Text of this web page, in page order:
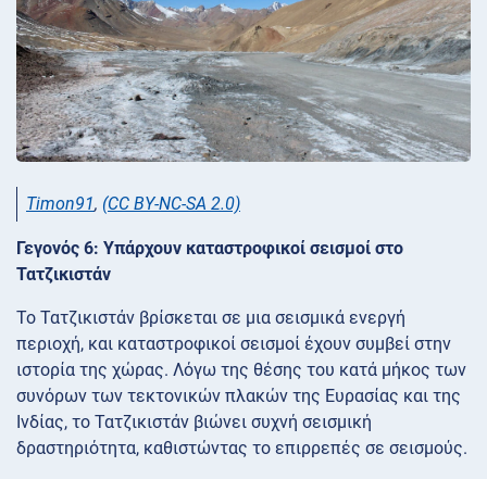
Timon91, (CC BY-NC-SA 2.0)
Γεγονός 6: Υπάρχουν καταστροφικοί σεισμοί στο
Τατζικιστάν
Το Τατζικιστάν βρίσκεται σε μια σεισμικά ενεργή
περιοχή, και καταστροφικοί σεισμοί έχουν συμβεί στην
ιστορία της χώρας. Λόγω της θέσης του κατά μήκος των
συνόρων των τεκτονικών πλακών της Ευρασίας και της
Ινδίας, το Τατζικιστάν βιώνει συχνή σεισμική
δραστηριότητα, καθιστώντας το επιρρεπές σε σεισμούς.